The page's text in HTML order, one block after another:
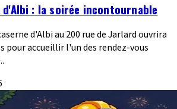
: la soirée incontournable
d'Albi au 200 rue de Jarlard ouvrira
pour accueillir l'un des rendez-vous